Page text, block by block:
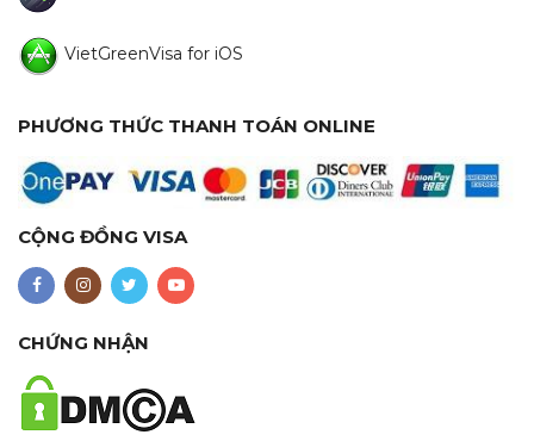
VietGreenVisa for iOS
PHƯƠNG THỨC THANH TOÁN ONLINE
CỘNG ĐỒNG VISA
CHỨNG NHẬN